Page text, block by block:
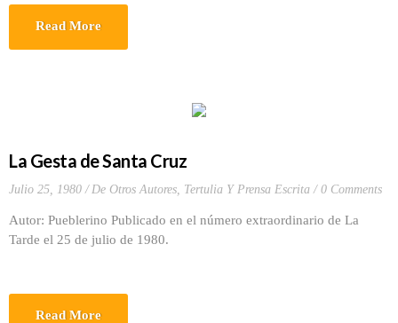
Read More
La Gesta de Santa Cruz
Julio 25, 1980 De Otros Autores, Tertulia Y Prensa Escrita 0 Comments
Autor: Pueblerino Publicado en el número extraordinario de La
Tarde el 25 de julio de 1980.
Read More